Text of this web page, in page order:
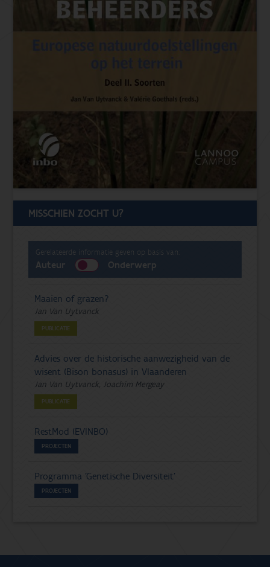
MISSCHIEN ZOCHT U?
Gerelateerde informatie geven op basis van:
Auteur Onderwerp
Maaien of grazen?
Jan Van Uytvanck
PUBLICATIE
Advies over de historische aanwezigheid van de
wisent (Bison bonasus) in Vlaanderen
Jan Van Uytvanck, Joachim Mergeay
PUBLICATIE
RestMod (EVINBO)
PROJECTEN
Programma 'Genetische Diversiteit'
PROJECTEN